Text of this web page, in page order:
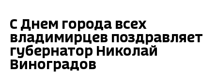
С Днем города всех
владимирцев поздравляет
губернатор Николай
Виноградов